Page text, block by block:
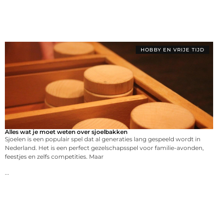
HOBBY EN VRIJE TIJD
Alles wat je moet weten over sjoelbakken
Sjoelen is een populair spel dat al generaties lang gespeeld wordt in
Nederland. Het is een perfect gezelschapsspel voor familie-avonden,
feestjes en zelfs competities. Maar